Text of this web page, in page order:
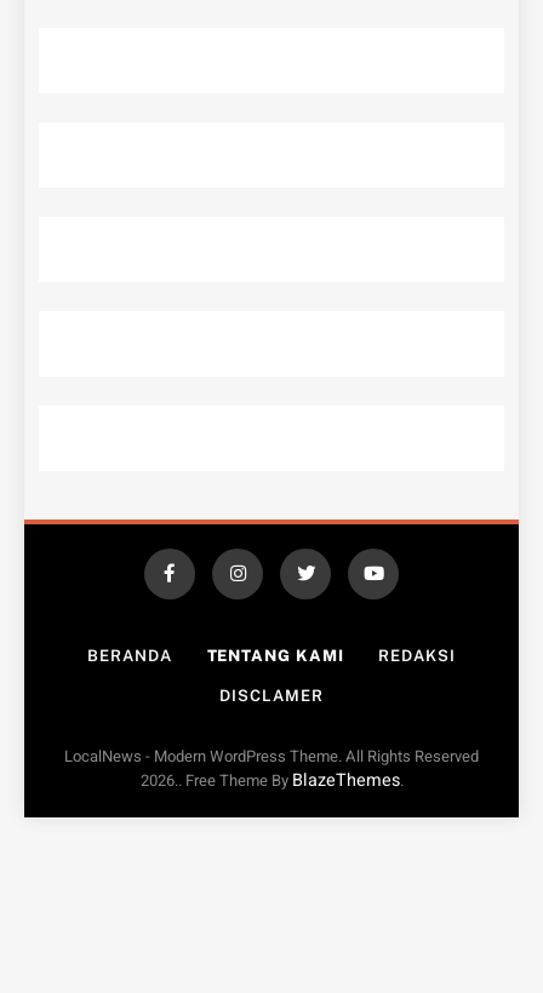
BERANDA TENTANG KAMI REDAKSI
DISCLAMER
LocalNews - Modern WordPress Theme. All Rights Reserved
2026.. Free Theme By BlazeThemes.